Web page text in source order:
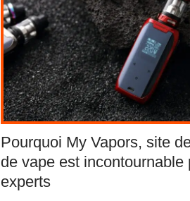
Pourquoi My Vapors, site
de vape est incontournable
experts